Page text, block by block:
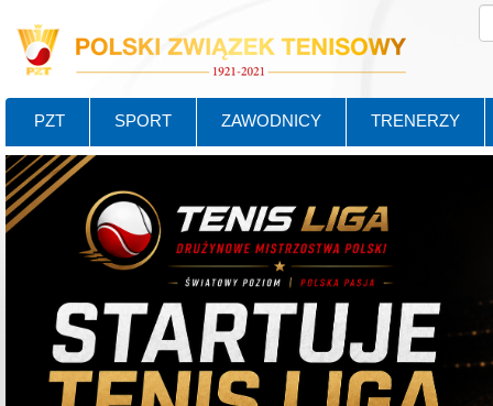
PZT SPORT ZAWODNICY TRENERZY